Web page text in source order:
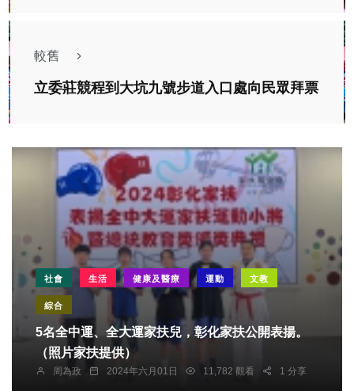
較舊
立委莊競程到大坑九號步道入口處向民眾拜票
社會 生活 健康及醫療 運動 文教
綜合
5名全中運、全大運家扶兒，彰化家扶公開表揚。
（照片家扶提供）
周為政 2024年六月01日 11,782 觀看 1 分享